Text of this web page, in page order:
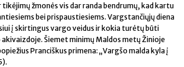
žmonės vis dar randa bendrumų, kad kartu
bei prispaustiesiems. Vargstančiųjų diena
į skirtingus vargo veidus ir kokia turėtų būti
Šiemet minimų Maldos metų Žinioje
Pranciškus primena: „Vargšo malda kyla į